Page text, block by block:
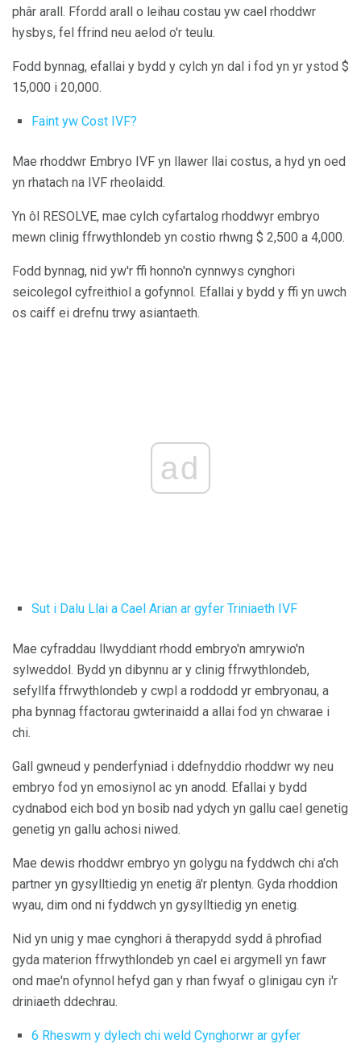
phâr arall. Ffordd arall o leihau costau yw cael rhoddwr
hysbys, fel ffrind neu aelod o'r teulu.
Fodd bynnag, efallai y bydd y cylch yn dal i fod yn yr ystod $
15,000 i 20,000.
Faint yw Cost IVF?
Mae rhoddwr Embryo IVF yn llawer llai costus, a hyd yn oed
yn rhatach na IVF rheolaidd.
Yn ôl RESOLVE, mae cylch cyfartalog rhoddwyr embryo
mewn clinig ffrwythlondeb yn costio rhwng $ 2,500 a 4,000.
Fodd bynnag, nid yw'r ffi honno'n cynnwys cynghori
seicolegol cyfreithiol a gofynnol. Efallai y bydd y ffi yn uwch
os caiff ei drefnu trwy asiantaeth.
ad
Sut i Dalu Llai a Cael Arian ar gyfer Triniaeth IVF
Mae cyfraddau llwyddiant rhodd embryo'n amrywio'n
sylweddol. Bydd yn dibynnu ar y clinig ffrwythlondeb,
sefyllfa ffrwythlondeb y cwpl a roddodd yr embryonau, a
pha bynnag ffactorau gwterinaidd a allai fod yn chwarae i
chi.
Gall gwneud y penderfyniad i ddefnyddio rhoddwr wy neu
embryo fod yn emosiynol ac yn anodd. Efallai y bydd
cydnabod eich bod yn bosib nad ydych yn gallu cael genetig
genetig yn gallu achosi niwed.
Mae dewis rhoddwr embryo yn golygu na fyddwch chi a'ch
partner yn gysylltiedig yn enetig â'r plentyn. Gyda rhoddion
wyau, dim ond ni fyddwch yn gysylltiedig yn enetig.
Nid yn unig y mae cynghori â therapydd sydd â phrofiad
gyda materion ffrwythlondeb yn cael ei argymell yn fawr
ond mae'n ofynnol hefyd gan y rhan fwyaf o glinigau cyn i'r
driniaeth ddechrau.
6 Rheswm y dylech chi weld Cynghorwr ar gyfer